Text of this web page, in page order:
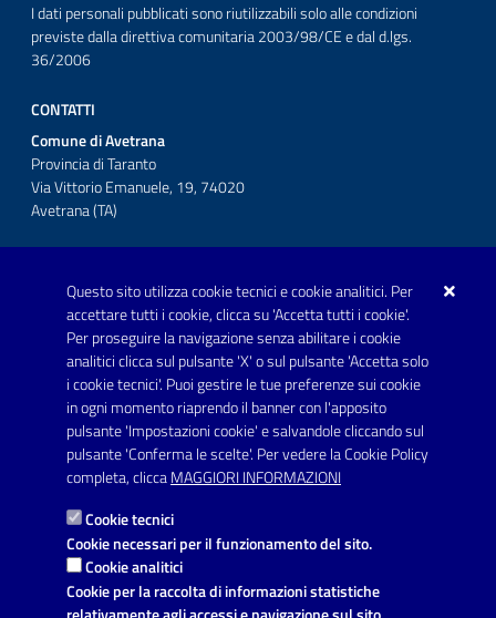
Questo sito utilizza cookie tecnici e cookie analitici. Per
accettare tutti i cookie, clicca su 'Accetta tutti i cookie'.
Per proseguire la navigazione senza abilitare i cookie
analitici clicca sul pulsante 'X' o sul pulsante 'Accetta solo
i cookie tecnici'. Puoi gestire le tue preferenze sui cookie
in ogni momento riaprendo il banner con l'apposito
pulsante 'Impostazioni cookie' e salvandole cliccando sul
pulsante 'Conferma le scelte'. Per vedere la Cookie Policy
completa, cliccaMAGGIORI INFORMAZIONI
Cookie tecnici
Cookie necessari per il funzionamento del sito.
Cookie analitici
Cookie per la raccolta di informazioni statistiche
I dati personali pubblicati sono riutilizzabili solo alle condizioni
previste dalla direttiva comunitaria 2003/98/CE e dal d.lgs.
36/2006
CONTATTI
Comune di Avetrana
Provincia di Taranto
Via Vittorio Emanuele, 19, 74020
Avetrana (TA)
Telefono: 0999707766
Fax: 0999704336
Posta Elettronica Certificata:
prot.comune.avetrana@pec.rupar.puglia.it
Link utili
Informativa privacy
Dichiarazione di accessibilità
Note legali